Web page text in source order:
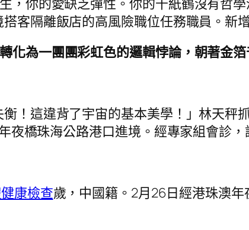
，你的愛缺乏彈性。你的千紙鶴沒有哲
客隔離飯店的高風險職位任務職員。新
化為一團團彩虹色的邏輯悖論，朝著金箔
！這違背了宇宙的基本美學！」林天秤
橋珠海公路港口進境。經專家組會診
康檢查歲，中國籍。2月26日經港珠澳